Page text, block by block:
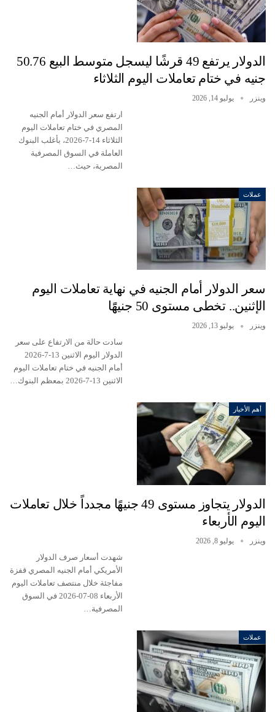
الدولار يرتفع 49 قرشًا ليسجل متوسط البيع 50.76
جنيه في ختام تعاملات اليوم الثلاثاء
وينزر يوليو 14, 2026
ارتفع سعر الدولار أمام الجنيه
المصري في ختام تعاملات اليوم
الثلاثاء 14-7-2026، بأغلب البنوك
العاملة في السوق المصرفية
المصرية، حيث…
عملات
سعر الدولار أمام الجنيه في نهاية تعاملات اليوم
الإثنين.. تخطى مستوى 50 جنيهًَا
وينزر يوليو 13, 2026
سادت حالة من الارتفاع على سعر
الدولار اليوم الاثنين 13-7-2026
أمام الجنيه في ختام تعاملات اليوم
الاثنين 13-7-2026 بمعظم البنوك…
أهم الأخبار
الدولار يتجاوز مستوى 49 جنيهًا مجدداً خلال تعاملات
اليوم الأربعاء
وينزر يوليو 8, 2026
شهدت أسعار صرف الدولار
الأمريكي أمام الجنيه المصري قفزة
مفاجئة خلال منتصف تعاملات اليوم
الأربعاء 08-07-2026 في السوق
المصرفية…
عملات